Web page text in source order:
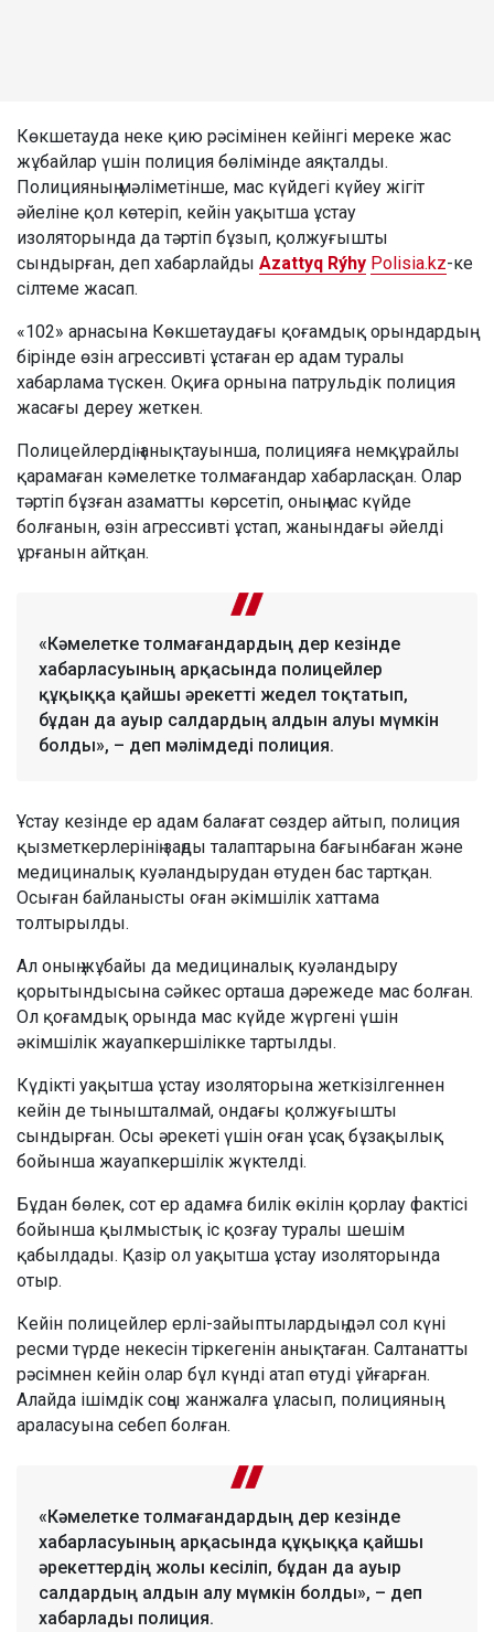
Көкшетауда неке қию рәсімінен кейінгі мереке жас
жұбайлар үшін полиция бөлімінде аяқталды.
Полицияның мәліметінше, мас күйдегі күйеу жігіт
әйеліне қол көтеріп, кейін уақытша ұстау
изоляторында да тәртіп бұзып, қолжуғышты
сындырған, деп хабарлайды Azattyq Rýhy Polisia.kz-ке
сілтеме жасап.
«102» арнасына Көкшетаудағы қоғамдық орындардың
бірінде өзін агрессивті ұстаған ер адам туралы
хабарлама түскен. Оқиға орнына патрульдік полиция
жасағы дереу жеткен.
Полицейлердің анықтауынша, полицияға немқұрайлы
қарамаған кәмелетке толмағандар хабарласқан. Олар
тәртіп бұзған азаматты көрсетіп, оның мас күйде
болғанын, өзін агрессивті ұстап, жанындағы әйелді
ұрғанын айтқан.
«Кәмелетке толмағандардың дер кезінде
хабарласуының арқасында полицейлер
құқыққа қайшы әрекетті жедел тоқтатып,
бұдан да ауыр салдардың алдын алуы мүмкін
болды», – деп мәлімдеді полиция.
Ұстау кезінде ер адам балағат сөздер айтып, полиция
қызметкерлерінің заңды талаптарына бағынбаған және
медициналық куәландырудан өтуден бас тартқан.
Осыған байланысты оған әкімшілік хаттама
толтырылды.
Ал оның жұбайы да медициналық куәландыру
қорытындысына сәйкес орташа дәрежеде мас болған.
Ол қоғамдық орында мас күйде жүргені үшін
әкімшілік жауапкершілікке тартылды.
Күдікті уақытша ұстау изоляторына жеткізілгеннен
кейін де тынышталмай, ондағы қолжуғышты
сындырған. Осы әрекеті үшін оған ұсақ бұзақылық
бойынша жауапкершілік жүктелді.
Бұдан бөлек, сот ер адамға билік өкілін қорлау фактісі
бойынша қылмыстық іс қозғау туралы шешім
қабылдады. Қазір ол уақытша ұстау изоляторында
отыр.
Кейін полицейлер ерлі-зайыптылардың дәл сол күні
ресми түрде некесін тіркегенін анықтаған. Салтанатты
рәсімнен кейін олар бұл күнді атап өтуді ұйғарған.
Алайда ішімдік соңы жанжалға ұласып, полицияның
араласуына себеп болған.
«Кәмелетке толмағандардың дер кезінде
хабарласуының арқасында құқыққа қайшы
әрекеттердің жолы кесіліп, бұдан да ауыр
салдардың алдын алу мүмкін болды», – деп
хабарлады полиция.